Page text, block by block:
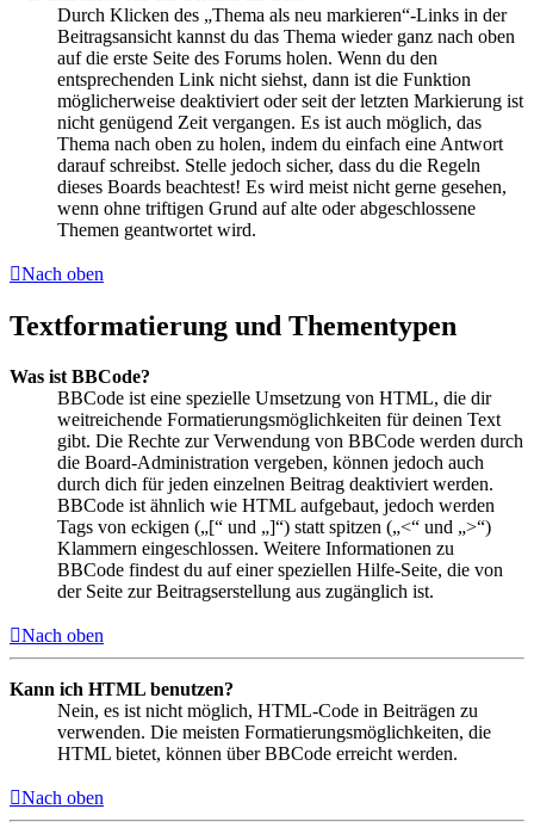
Durch Klicken des „Thema als neu markieren“-Links in der
Beitragsansicht kannst du das Thema wieder ganz nach oben
auf die erste Seite des Forums holen. Wenn du den
entsprechenden Link nicht siehst, dann ist die Funktion
möglicherweise deaktiviert oder seit der letzten Markierung ist
nicht genügend Zeit vergangen. Es ist auch möglich, das
Thema nach oben zu holen, indem du einfach eine Antwort
darauf schreibst. Stelle jedoch sicher, dass du die Regeln
dieses Boards beachtest! Es wird meist nicht gerne gesehen,
wenn ohne triftigen Grund auf alte oder abgeschlossene
Themen geantwortet wird.
Nach oben
Textformatierung und Thementypen
Was ist BBCode?
BBCode ist eine spezielle Umsetzung von HTML, die dir
weitreichende Formatierungsmöglichkeiten für deinen Text
gibt. Die Rechte zur Verwendung von BBCode werden durch
die Board-Administration vergeben, können jedoch auch
durch dich für jeden einzelnen Beitrag deaktiviert werden.
BBCode ist ähnlich wie HTML aufgebaut, jedoch werden
Tags von eckigen („[“ und „]“) statt spitzen („<“ und „>“)
Klammern eingeschlossen. Weitere Informationen zu
BBCode findest du auf einer speziellen Hilfe-Seite, die von
der Seite zur Beitragserstellung aus zugänglich ist.
Nach oben
Kann ich HTML benutzen?
Nein, es ist nicht möglich, HTML-Code in Beiträgen zu
verwenden. Die meisten Formatierungsmöglichkeiten, die
HTML bietet, können über BBCode erreicht werden.
Nach oben